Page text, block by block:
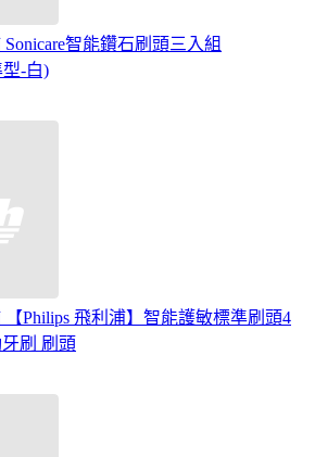
智能鑽石刷頭三入組
型-白)
【Philips 飛利浦】智能護敏標準刷頭4
刷 刷頭